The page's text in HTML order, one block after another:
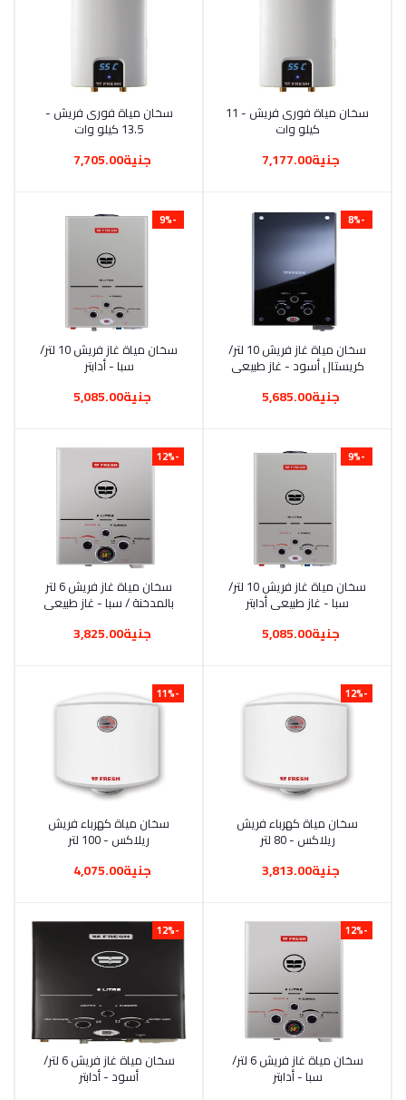
أضف إلى السلة سخان مياة فورى فريش - 11
كيلو وات
جنية7,177.00
أضف إلى السلة
سخان مياة فورى فريش -
13.5 كيلو وات
جنية7,705.00
-8%
أضف إلى السلة سخان مياة غاز فريش 10 لتر/
كريستال أسود - غاز طبيعي
جنية5,685.00
-9%
أضف إلى السلة سخان مياة غاز فريش 10 لتر/
سبا - أدابتر
جنية5,085.00
-9%
أضف إلى السلة سخان مياة غاز فريش 10 لتر/
سبا - غاز طبيعي أدابتر
جنية5,085.00
-12%
أضف إلى السلة سخان مياة غاز فريش 6 لتر
بالمدخنة / سبا - غاز طبيعي
جنية3,825.00
-12%
أضف إلى السلة
سخان مياة كهرباء فريش
ريلاكس - 80 لتر
جنية3,813.00
-11%
أضف إلى السلة
سخان مياة كهرباء فريش
ريلاكس - 100 لتر
جنية4,075.00
-12%
أضف إلى السلة سخان مياة غاز فريش 6 لتر/
سبا - أدابتر
-12%
أضف إلى السلة سخان مياة غاز فريش 6 لتر/
أسود - أدابتر